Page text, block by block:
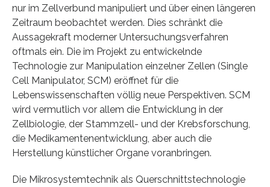
nur im Zellverbund manipuliert und über einen längeren
Zeitraum beobachtet werden. Dies schränkt die
Aussagekraft moderner Untersuchungsverfahren
oftmals ein. Die im Projekt zu entwickelnde
Technologie zur Manipulation einzelner Zellen (Single
Cell Manipulator, SCM) eröffnet für die
Lebenswissenschaften völlig neue Perspektiven. SCM
wird vermutlich vor allem die Entwicklung in der
Zellbiologie, der Stammzell- und der Krebsforschung,
die Medikamentenentwicklung, aber auch die
Herstellung künstlicher Organe voranbringen.
Die Mikrosystemtechnik als Querschnittstechnologie